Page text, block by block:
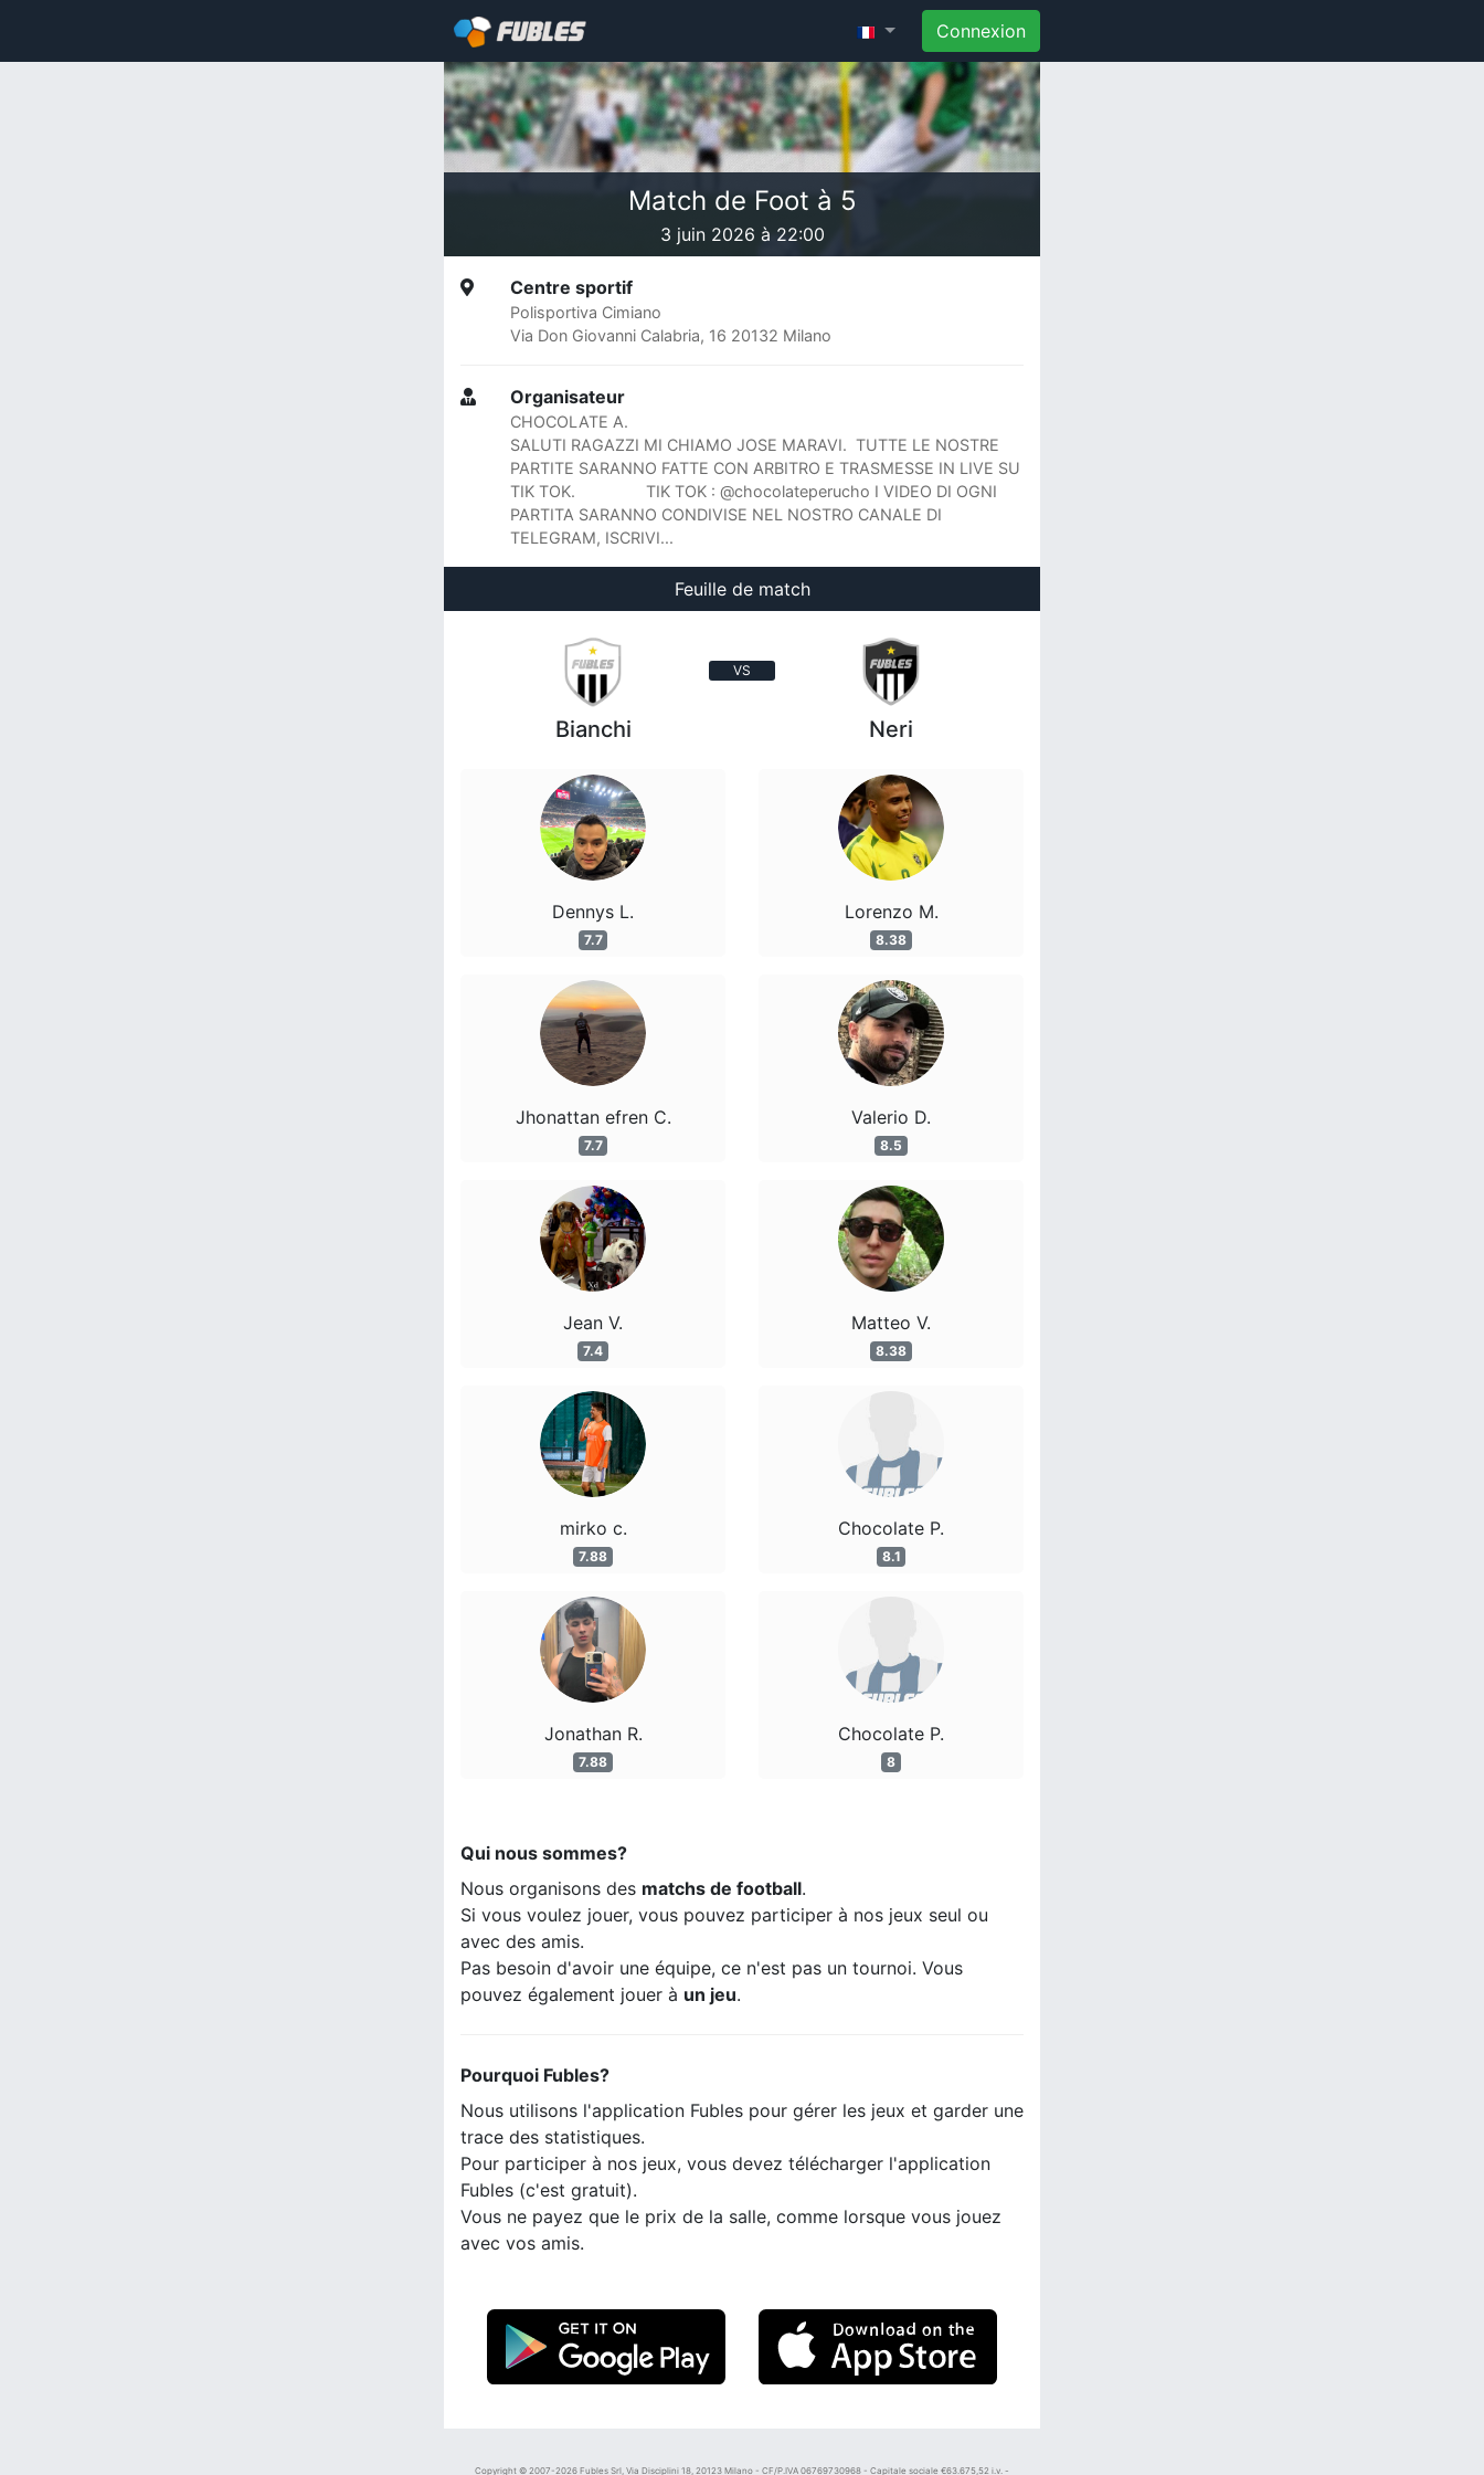
Connexion
Match de Foot à 5
3 juin 2026 à 22:00
Centre sportif
Polisportiva Cimiano
Via Don Giovanni Calabria, 16 20132 Milano
Organisateur
CHOCOLATE A.
SALUTI RAGAZZI MI CHIAMO JOSE MARAVI. TUTTE LE NOSTRE
PARTITE SARANNO FATTE CON ARBITRO E TRASMESSE IN LIVE SU
TIK TOK. TIK TOK : @chocolateperucho I VIDEO DI OGNI
PARTITA SARANNO CONDIVISE NEL NOSTRO CANALE DI
TELEGRAM, ISCRIVI...
Feuille de match
VS
Bianchi
Dennys L.
7.7
Jhonattan efren C.
7.7
Jean V.
7.4
mirko c.
7.88
Jonathan R.
7.88
Neri
Lorenzo M.
8.38
Valerio D.
8.5
Matteo V.
8.38
Chocolate P.
8.1
Chocolate P.
8
Qui nous sommes?
Nous organisons des matchs de football.
Si vous voulez jouer, vous pouvez participer à nos jeux seul ou
avec des amis.
Pas besoin d'avoir une équipe, ce n'est pas un tournoi. Vous
pouvez également jouer à un jeu.
Pourquoi Fubles?
Nous utilisons l'application Fubles pour gérer les jeux et garder une
trace des statistiques.
Pour participer à nos jeux, vous devez télécharger l'application
Fubles (c'est gratuit).
Vous ne payez que le prix de la salle, comme lorsque vous jouez
avec vos amis.
Copyright © 2007-2026 Fubles Srl, Via Disciplini 18, 20123 Milano - CF/P.IVA 06769730968 - Capitale sociale €63.675,52 i.v. -